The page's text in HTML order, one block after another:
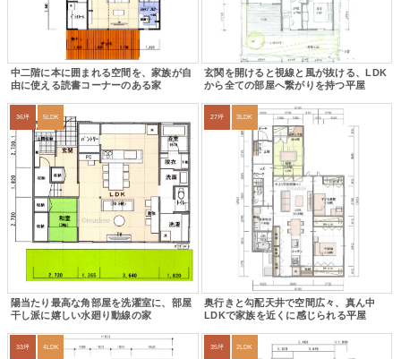
中二階に本に囲まれる空間を、家族が自
由に使える読書コーナーのある家
玄関を開けると視線と風が抜ける、LDK
から全ての部屋へ繋がりを持つ平屋
36坪 5LDK
陽当たり最高な角部屋を洗濯室に、部屋
干し派に嬉しい水廻り動線の家
27坪 3LDK
奥行きと勾配天井で空間広々、真ん中
LDKで家族を近くに感じられる平屋
33坪 4LDK 35坪 2LDK